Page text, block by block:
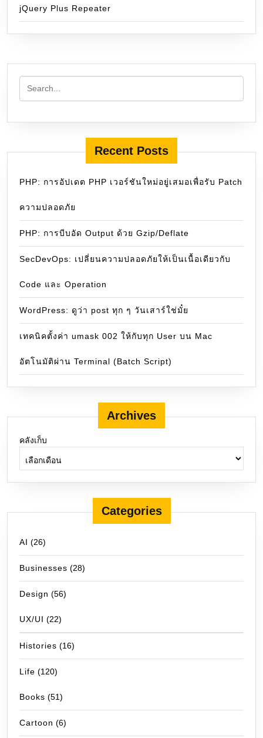
jQuery Plus Repeater
Recent Posts
PHP: การอัปเดต PHP เวอร์ชันใหม่อยู่เสมอเพื่อรับ Patch
ความปลอดภัย
PHP: การบีบอัด Output ด้วย Gzip/Deflate
SecDevOps: เปลี่ยนความปลอดภัยให้เป็นเนื้อเดียวกับ
Code และ Operation
WordPress: ดูว่า post ทุก ๆ วันเสาร์ใช่มั๋ย
เทคนิคตั้งค่า umask 002 ให้กับทุก User บน Mac
อัตโนมัติผ่าน Terminal (Batch Script)
Archives
คลังเก็บ
Categories
AI (26)
Businesses (28)
Design (56)
UX/UI (22)
Histories (16)
Life (120)
Books (51)
Cartoon (6)